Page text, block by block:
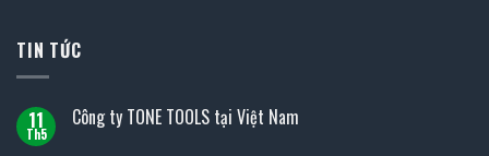
TIN TỨC
11
Th5
Công ty TONE TOOLS tại Việt Nam